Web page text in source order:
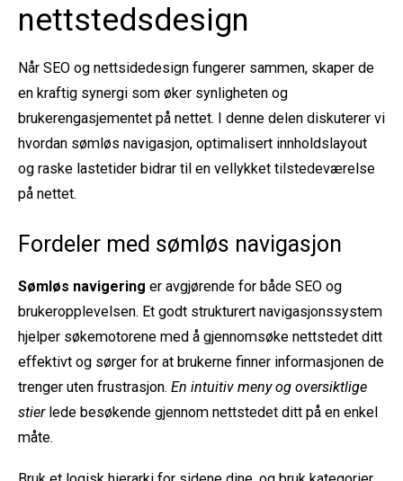
nettstedsdesign
Når SEO og nettsidedesign fungerer sammen, skaper de
en kraftig synergi som øker synligheten og
brukerengasjementet på nettet. I denne delen diskuterer vi
hvordan sømløs navigasjon, optimalisert innholdslayout
og raske lastetider bidrar til en vellykket tilstedeværelse
på nettet.
Fordeler med sømløs navigasjon
Sømløs navigering er avgjørende for både SEO og
brukeropplevelsen. Et godt strukturert navigasjonssystem
hjelper søkemotorene med å gjennomsøke nettstedet ditt
effektivt og sørger for at brukerne finner informasjonen de
trenger uten frustrasjon. En intuitiv meny og oversiktlige
stierlede besøkende gjennom nettstedet ditt på en enkel
måte.